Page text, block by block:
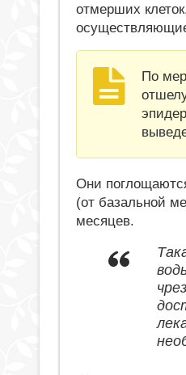
отмерших
По
Они
(от базальной
месяцев.